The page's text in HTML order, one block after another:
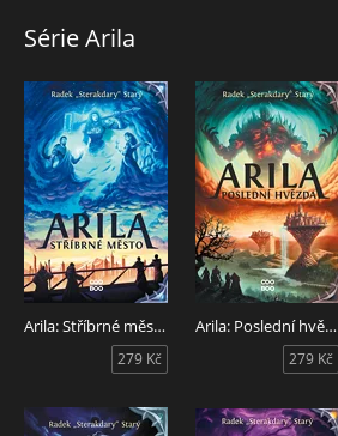
Série Arila
Arila: Stříbrné město
279 Kč
Arila: Poslední hvězda
279 Kč